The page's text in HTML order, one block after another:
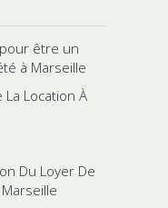
être un
à Marseille
La Location À
Du Loyer De